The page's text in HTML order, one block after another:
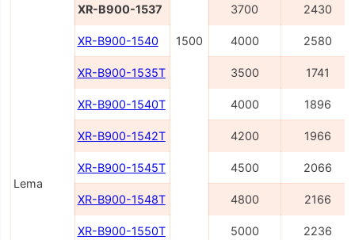
Lema
1500
XR-B900-1537 3700 2430
XR-B900-1540 4000 2580
XR-B900-1535Т 3500 1741
XR-B900-1540Т 4000 1896
XR-B900-1542Т 4200 1966
XR-B900-1545Т 4500 2066
XR-B900-1548Т 4800 2166
XR-B900-1550Т 5000 2236